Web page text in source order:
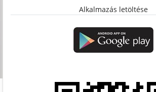
Alkalmazás letöltése